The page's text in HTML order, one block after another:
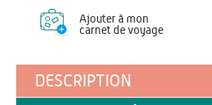
Ajouter à mon
carnet de voyage
DESCRIPTION